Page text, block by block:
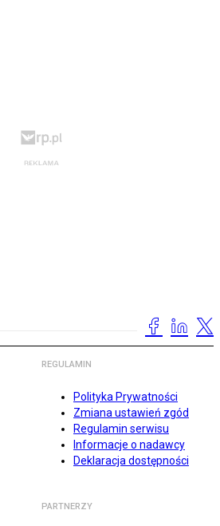
REGULAMIN
Polityka Prywatności
Zmiana ustawień zgód
Regulamin serwisu
Informacje o nadawcy
Deklaracja dostępności
PARTNERZY